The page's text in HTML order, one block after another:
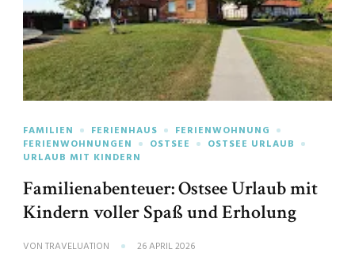
FAMILIEN FERIENHAUS
FERIENWOHNUNG
FERIENWOHNUNGEN
OSTSEE
OSTSEE URLAUB
URLAUB MIT KINDERN
Familienabenteuer: Ostsee Urlaub mit
Kindern voller Spaß und Erholung
VON TRAVELUATION 26 APRIL 2026